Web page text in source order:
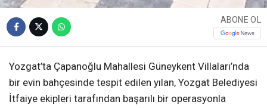
ABONE OL
Yozgat’ta Çapanoğlu Mahallesi Güneykent Villaları’nda
bir evin bahçesinde tespit edilen yılan, Yozgat Belediyesi
İtfaiye ekipleri tarafından başarılı bir operasyonla